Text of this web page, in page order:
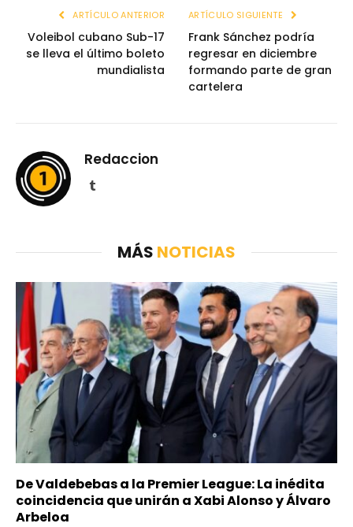
ARTÍCULO ANTERIOR
Voleibol cubano Sub-17
se lleva el último boleto
mundialista
ARTÍCULO SIGUIENTE
Frank Sánchez podría
regresar en diciembre
formando parte de gran
cartelera
Redaccion
Tumblr
MÁS NOTICIAS
De Valdebebas a la Premier League: La inédita
coincidencia que unirán a Xabi Alonso y Álvaro
Arbeloa